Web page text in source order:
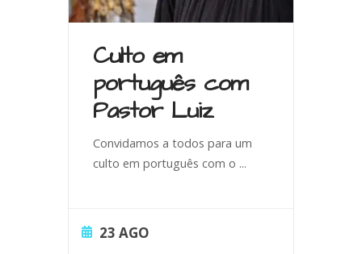
Culto em
português com
Pastor Luiz
Convidamos a todos para um
culto em português com o ...
23 AGO